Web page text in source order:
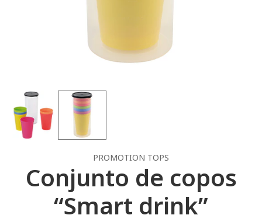
PROMOTION TOPS
Conjunto de copos
“Smart drink”